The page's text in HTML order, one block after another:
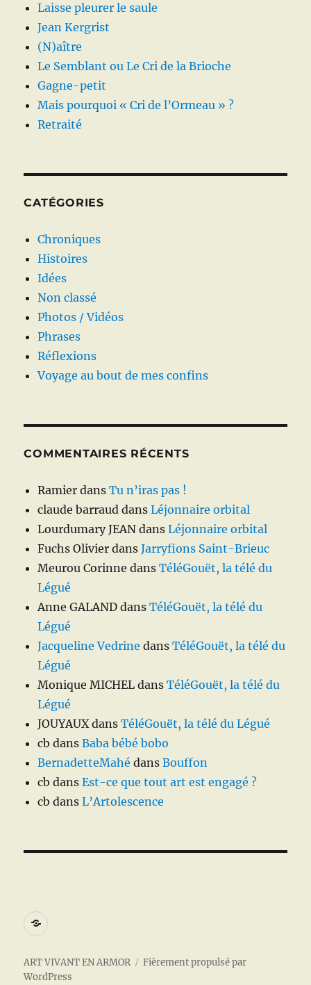
Laisse pleurer le saule
Jean Kergrist
(N)aître
Le Semblant ou Le Cri de la Brioche
Gagne-petit
Mais pourquoi « Cri de l’Ormeau » ?
Retraité
CATÉGORIES
Chroniques
Histoires
Idées
Non classé
Photos / Vidéos
Phrases
Réflexions
Voyage au bout de mes confins
COMMENTAIRES RÉCENTS
Ramier dansTu n’iras pas !
claude barraud dansLéjonnaire orbital
Lourdumary JEAN dansLéjonnaire orbital
Fuchs Olivier dansJarryfions Saint-Brieuc
Meurou Corinne dansTéléGouët, la télé du
Légué
Anne GALAND dansTéléGouët, la télé du
Légué
Jacqueline Vedrine dansTéléGouët, la télé du
Légué
Monique MICHEL dansTéléGouët, la télé du
Légué
JOUYAUXdansTéléGouët, la télé du Légué
cb dansBaba bébé bobo
BernadetteMahé dansBouffon
cb dansEst-ce que tout art est engagé ?
cb dansL’Artolescence
A
ART VIVANT EN ARMOR
Fièrement propulsé par
WordPress